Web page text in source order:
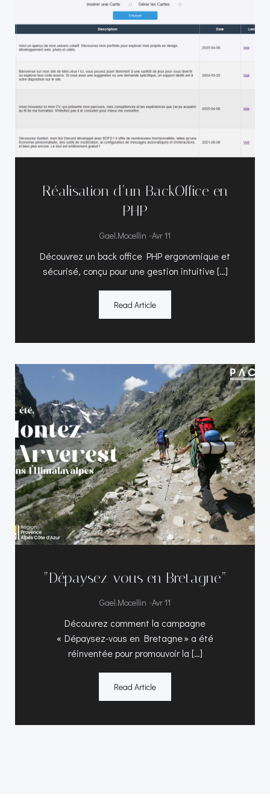
Réalisation d’un BackOffice en
PHP
Gael.mocellin -Avr 11
Découvrez un back office PHP ergonomique et
sécurisé, conçu pour une gestion intuitive […]
Read Article
“Dépaysez-vous en Bretagne”
Gael.mocellin -Avr 11
Découvrez comment la campagne
« Dépaysez-vous en Bretagne » a été
réinventée pour promouvoir la […]
Read Article